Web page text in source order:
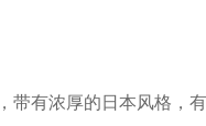
带有浓厚的日本风格，